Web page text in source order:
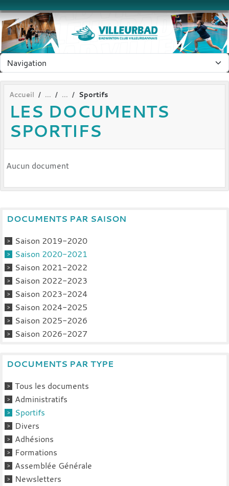
Accueil Sportifs
LES DOCUMENTS
SPORTIFS
Aucun document
DOCUMENTS PAR SAISON
Saison 2019-2020
Saison 2020-2021
Saison 2021-2022
Saison 2022-2023
Saison 2023-2024
Saison 2024-2025
Saison 2025-2026
Saison 2026-2027
DOCUMENTS PAR TYPE
Tous les documents
Administratifs
Sportifs
Divers
Adhésions
Formations
Assemblée Générale
Newsletters